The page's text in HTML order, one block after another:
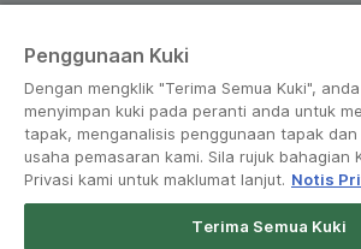
Terms and Policies •
© Grab 2010 - 2026
Penggunaan Kuki
Dengan mengklik "Terima Semua Kuki",
menyimpan kuki pada peranti anda untuk
tapak, menganalisis penggunaan tapak dan
usaha pemasaran kami. Sila rujuk bahagian
Privasi kami untuk maklumat lanjut. Notis
Terima Semua Kuki